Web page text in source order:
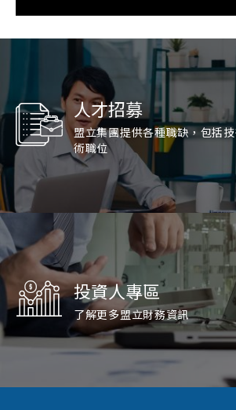
人才招募
盟立集團提供各種職缺，包括技
術職位
投資人專區
了解更多盟立財務資訊